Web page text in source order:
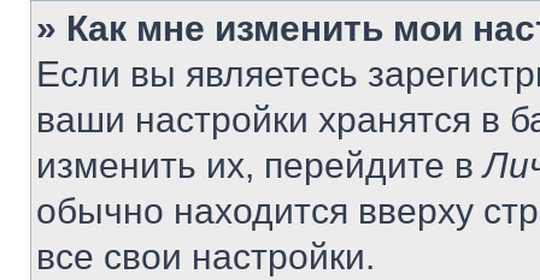
» Как мне изменить мои
Если вы являетесь
ваши настройки хранятся в
изменить их, перейдите в
обычно находится вверху
все свои настройки.